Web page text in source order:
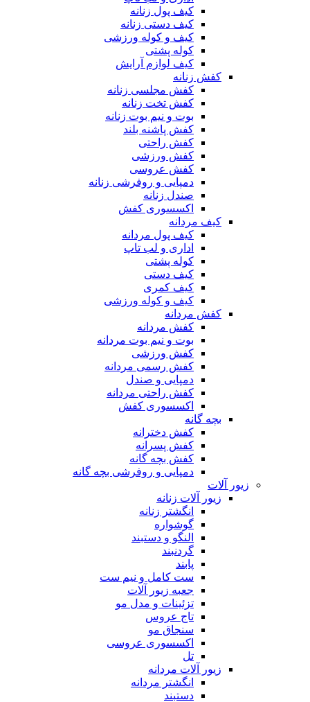
کیف پول زنانه
کیف دستی زنانه
کیف و کوله ورزشی
کوله پشتی
کیف لوازم آرایش
کفش زنانه
کفش مجلسی زنانه
کفش تخت زنانه
بوت و نیم بوت زنانه
کفش پاشنه بلند
کفش راحتی
کفش ورزشی
کفش عروسی
دمپایی و روفرشی زنانه
صندل زنانه
اکسسوری کفش
کیف مردانه
کیف پول مردانه
اداری و لب تاپ
کوله پشتی
کیف دستی
کیف کمری
کیف و کوله ورزشی
کفش مردانه
کفش مردانه
بوت و نیم بوت مردانه
کفش ورزشی
کفش رسمی مردانه
دمپایی و صندل
کفش راحتی مردانه
اکسسوری کفش
بچه گانه
کفش دخترانه
کفش پسرانه
کفش بچه گانه
دمپایی و روفرشی بچه گانه
زیور آلات
زیور آلات زنانه
انگشتر زنانه
گوشواره
النگو و دستبند
گردنبند
پابند
ست کامل و نیم ست
جعبه زیور آلات
تزئینات و مدل مو
تاج عروس
سنجاق مو
اکسسوری عروسی
تل
زیور آلات مردانه
انگشتر مردانه
دستبند